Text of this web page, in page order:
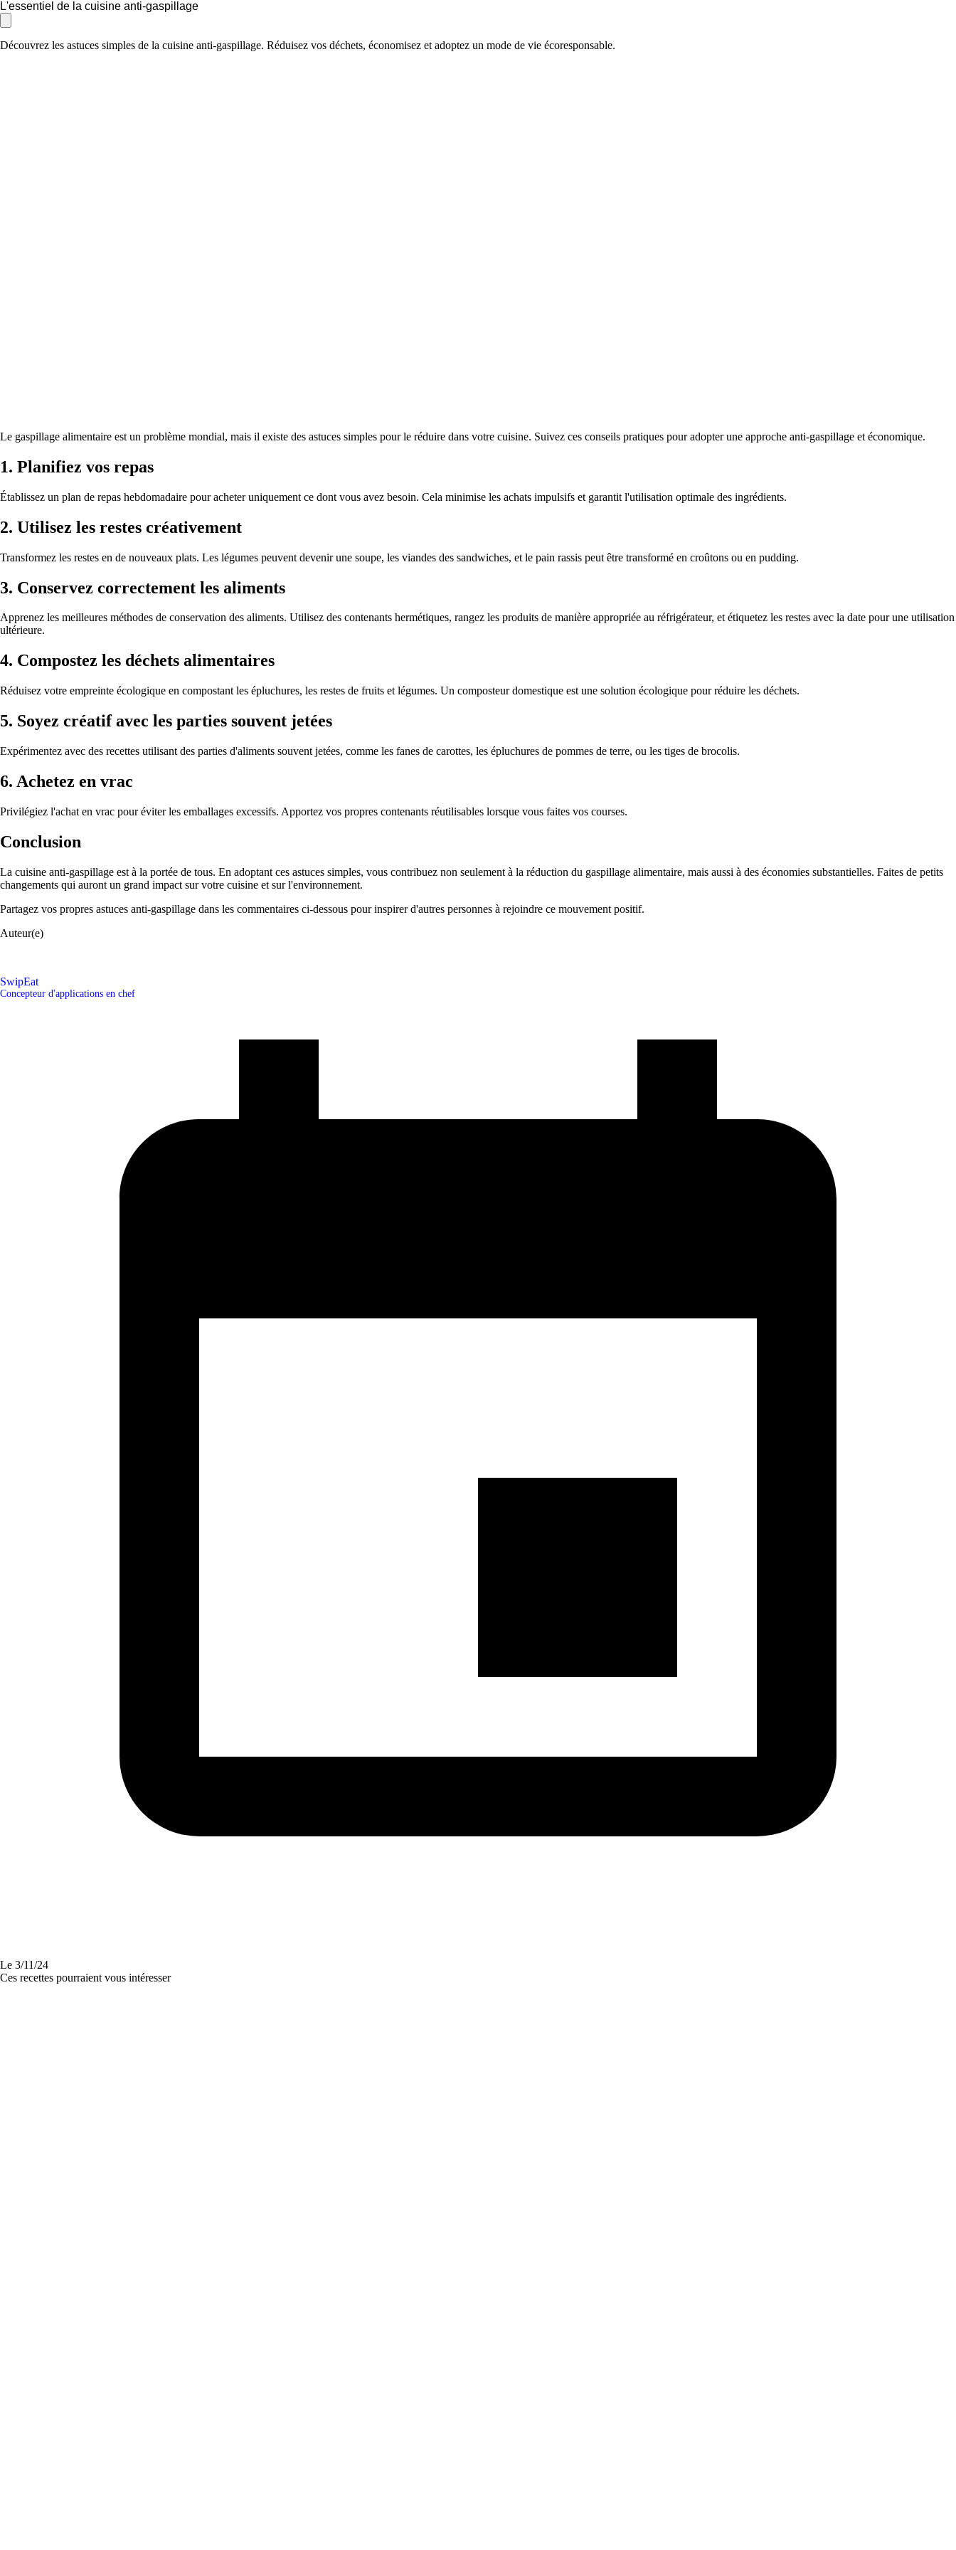
L'essentiel de la cuisine anti-gaspillage
Découvrez les astuces simples de la cuisine anti-gaspillage. Réduisez vos déchets, économisez et adoptez un mode de vie écoresponsable.
Le gaspillage alimentaire est un problème mondial, mais il existe des astuces simples pour le réduire dans votre cuisine. Suivez ces conseils pratiques pour adopter une approche anti-gaspillage et économique.
1. Planifiez vos repas
Établissez un plan de repas hebdomadaire pour acheter uniquement ce dont vous avez besoin. Cela minimise les achats impulsifs et garantit l'utilisation optimale des ingrédients.
2. Utilisez les restes créativement
Transformez les restes en de nouveaux plats. Les légumes peuvent devenir une soupe, les viandes des sandwiches, et le pain rassis peut être transformé en croûtons ou en pudding.
3. Conservez correctement les aliments
Apprenez les meilleures méthodes de conservation des aliments. Utilisez des contenants hermétiques, rangez les produits de manière appropriée au réfrigérateur, et étiquetez les restes avec la date pour une utilisation
ultérieure.
4. Compostez les déchets alimentaires
Réduisez votre empreinte écologique en compostant les épluchures, les restes de fruits et légumes. Un composteur domestique est une solution écologique pour réduire les déchets.
5. Soyez créatif avec les parties souvent jetées
Expérimentez avec des recettes utilisant des parties d'aliments souvent jetées, comme les fanes de carottes, les épluchures de pommes de terre, ou les tiges de brocolis.
6. Achetez en vrac
Privilégiez l'achat en vrac pour éviter les emballages excessifs. Apportez vos propres contenants réutilisables lorsque vous faites vos courses.
Conclusion
La cuisine anti-gaspillage est à la portée de tous. En adoptant ces astuces simples, vous contribuez non seulement à la réduction du gaspillage alimentaire, mais aussi à des économies substantielles. Faites de petits
changements qui auront un grand impact sur votre cuisine et sur l'environnement.
Partagez vos propres astuces anti-gaspillage dans les commentaires ci-dessous pour inspirer d'autres personnes à rejoindre ce mouvement positif.
Auteur(e)
SwipEat
Concepteur d'applications en chef
Le 3/11/24
Ces recettes pourraient vous intéresser